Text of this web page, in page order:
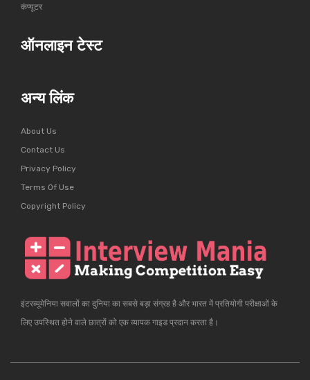
कंप्यूटर
ऑनलाइन टेस्ट
अन्य लिंक
About Us
Contact Us
Privacy Policy
Terms Of Use
Copyright Policy
इंटरव्यूमेनिया सवालों का दुनिया का सबसे बड़ा संग्रह है और भारत में प्रतियोगी परीक्षाओं के
लिए उपस्थित होने वाले छात्रों को एक व्यापक गाइड प्रदान करता है।